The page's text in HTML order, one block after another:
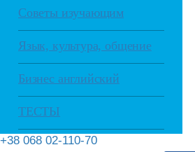
Советы изучающим
Язык, культура, общение
Бизнес английский
ТЕСТЫ
+38 068 02-110-70